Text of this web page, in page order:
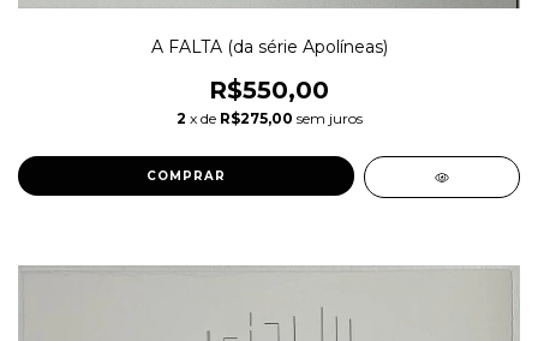
A FALTA (da série Apolíneas)
R$550,00
2 x de R$275,00 sem juros